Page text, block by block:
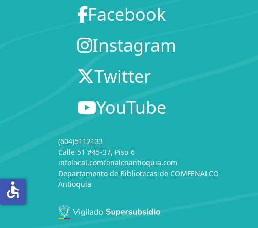
Facebook
Instagram
Twitter
YouTube
(604)5112133
Calle 51 #45-37, Piso 6
infolocal.comfenalcoantioquia.com
Departamento de Bibliotecas de COMFENALCO
Antioquia
accessible